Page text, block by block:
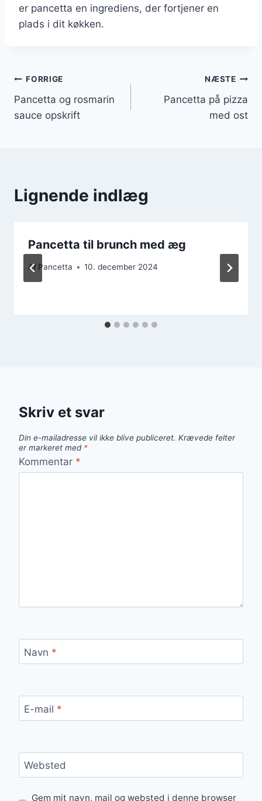
er pancetta en ingrediens, der fortjener en
plads i dit køkken.
Indlægsnavigation
FORRIGE
Pancetta og rosmarin
sauce opskrift
NÆSTE
Pancetta på pizza
med ost
Lignende indlæg
Pancetta til brunch med æg
Af Pancetta 10. december 2024
Skriv et svar
Din e-mailadresse vil ikke blive publiceret. Krævede felter
er markeret med *
Kommentar *
Navn *
E-mail *
Websted
Gem mit navn, mail og websted i denne browser